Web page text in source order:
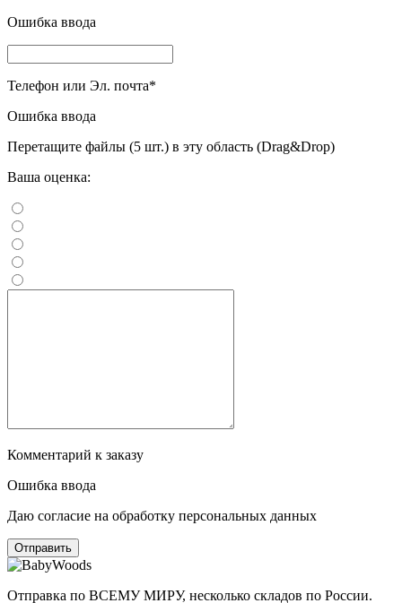
Ошибка ввода
Телефон или Эл. почта*
Ошибка ввода
Перетащите файлы (5 шт.) в эту область (Drag&Drop)
Ваша оценка:
Комментарий к заказу
Ошибка ввода
Даю согласие на обработку персональных данных
Отправка по ВСЕМУ МИРУ, несколько складов по России.